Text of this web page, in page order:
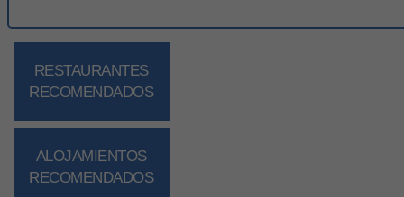
RESTAURANTES
RECOMENDADOS
ALOJAMIENTOS
RECOMENDADOS